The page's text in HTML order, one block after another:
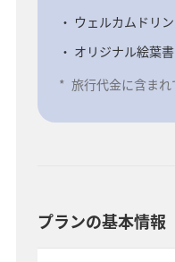
ウェルカムドリ
オリジナル絵葉
* 旅行代金に含まれ
プランの基本情報